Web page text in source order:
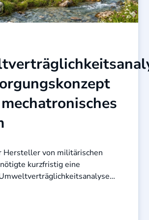
Hersteller von militärischen
kurzfristig eine